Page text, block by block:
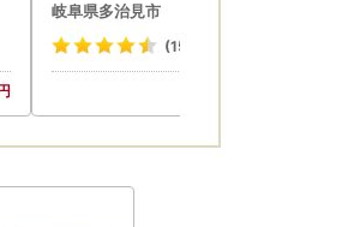
岐阜県多治見市
(15)